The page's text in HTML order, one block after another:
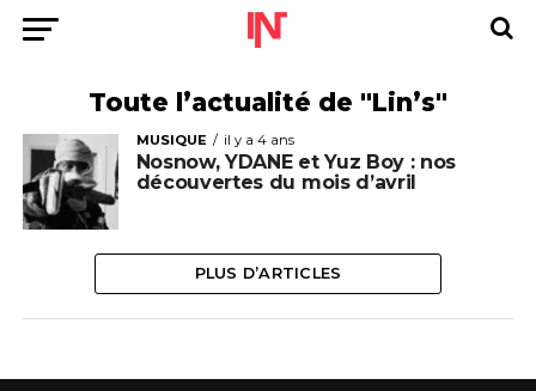
Toute l’actualité de "Lin’s"
MUSIQUE il y a 4 ans
Nosnow, YDANE et Yuz Boy : nos
découvertes du mois d’avril
PLUS D’ARTICLES